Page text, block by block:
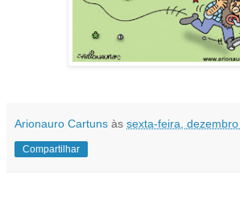
Arionauro Cartuns às sexta-feira,
Compartilhar